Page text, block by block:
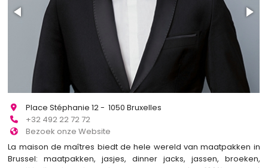
Place Stéphanie 12 - 1050 Bruxelles
+32 492 22 72 72
Bezoek onze Website
La maison de maîtres biedt de hele wereld van maatpakken in
Brussel: maatpakken, jasjes, dinner jacks, jassen, broeken,